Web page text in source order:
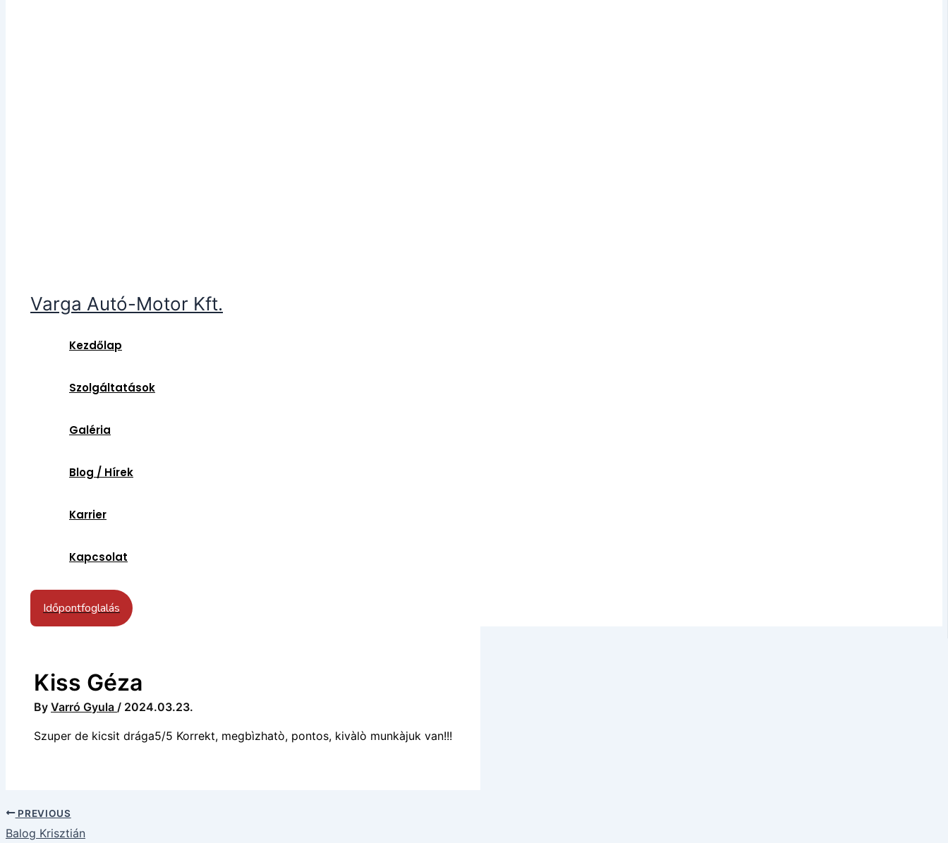
Varga Autó-Motor Kft.
Kezdőlap
Szolgáltatások
Galéria
Blog / Hírek
Karrier
Kapcsolat
Időpontfoglalás
Kiss Géza
By Varró Gyula / 2024.03.23.
Szuper de kicsit drága5/5 Korrekt, megbìzhatò, pontos, kivàlò munkàjuk van!!!
PREVIOUS
Balog Krisztián